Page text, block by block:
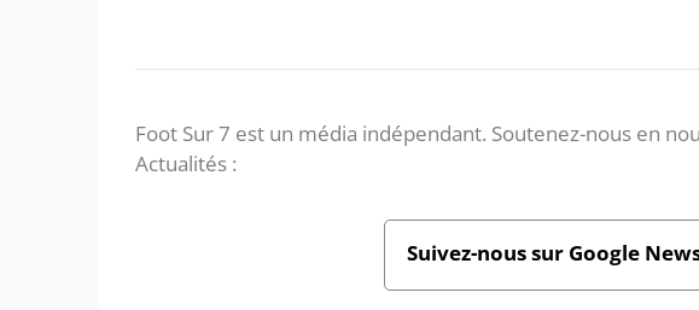
Foot Sur 7 est un média indépendant. Soutenez-nous en
Actualités :
Suivez-nous sur Google